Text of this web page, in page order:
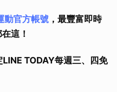
動官方帳號 ，最豐富即時
這！
LINE TODAY每週三、四免